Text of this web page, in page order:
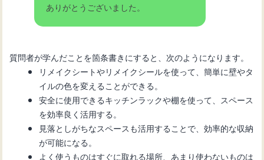
ありがとうございました。
質問者が学んだことを箇条書きにすると、次のようになります。
リメイクシートやリメイクシールを使って、簡単に壁やタ
イルの色を変えることができる。
安全に使用できるキッチンラックや棚を使って、スペース
を効率良く活用する。
見落としがちなスペースも活用することで、効率的な収納
が可能になる。
よく使うものはすぐに取れる場所、あまり使わないものは